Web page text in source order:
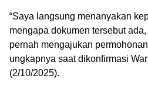
‎“Saya langsung menanyakan
mengapa dokumen tersebut
pernah mengajukan
ungkapnya saat dikonfirmasi
(2/10/2025).